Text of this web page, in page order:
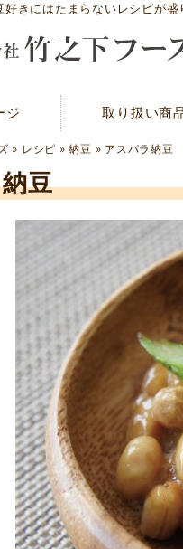
好きにはたまらないレシピが盛
ジ 取り扱い商
» レシピ »納豆 » アスパラ納豆
豆